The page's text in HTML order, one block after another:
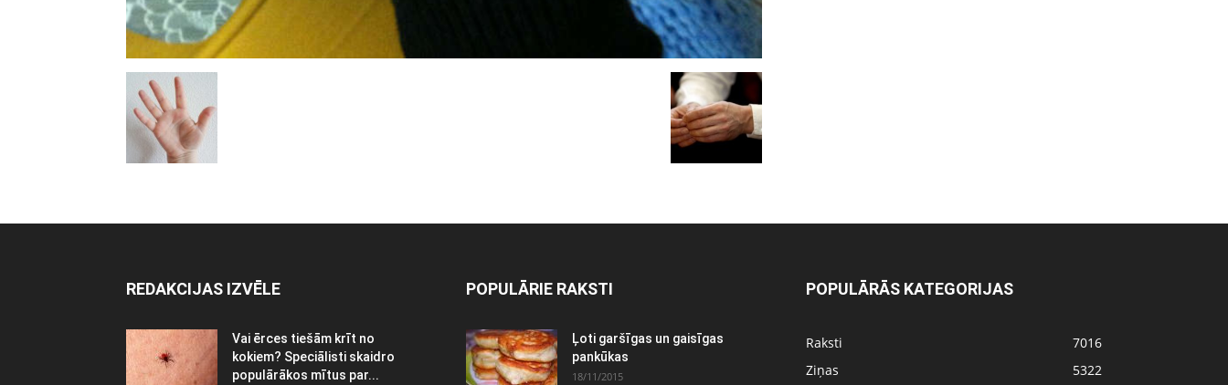
REDAKCIJAS IZVĒLE
Vai ērces tiešām krīt no
kokiem? Speciālisti skaidro
populārākos mītus par...
POPULĀRIE RAKSTI
Ļoti garšīgas un gaisīgas
pankūkas
18/11/2015
POPULĀRĀS KATEGORIJAS
Raksti
7016
Ziņas
5322